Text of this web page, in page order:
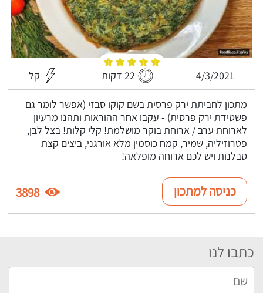
4/3/2021 22 דקות קל
מתכון לחביתת ירק פרסית בשם קוקו סבזי (אפשר לומר גם
פשטידת ירק פרסית) - עקבו אחר ההוראות ותהנו מרעיון
לארוחת ערב / ארוחת בוקר מושלמת! קלי קלות! בצל לבן,
פטרוזיליה, שמיר, קמח כוסמין מלא אורגני, ביצים קצת
סבלנות ויש לכם ארוחה מופלאה!
כניסה למתכון 3898
כתבו לנו